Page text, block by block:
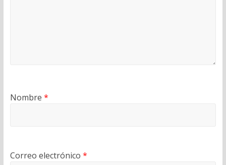
Nombre *
Correo electrónico *